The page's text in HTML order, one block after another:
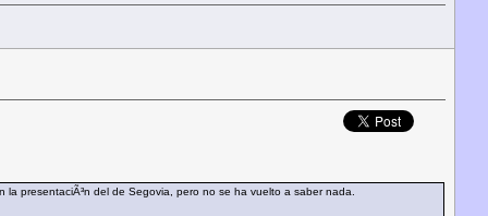
presentaciÃ³n del de Segovia, pero no se ha vuelto a saber nada.